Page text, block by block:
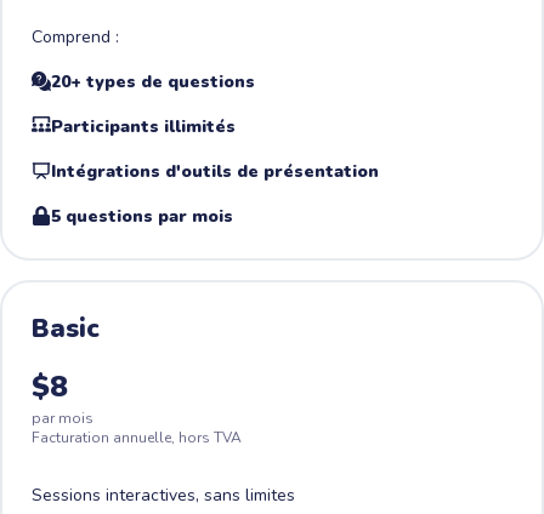
Comprend :
20+ types de questions
Participants illimités
Intégrations d'outils de présentation
5 questions par mois
Basic
$8
par mois
Facturation annuelle, hors TVA
Sessions interactives, sans limites